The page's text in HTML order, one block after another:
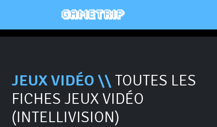
JEUX VIDÉO \\ TOUTES LES
FICHES JEUX VIDÉO
(INTELLIVISION)